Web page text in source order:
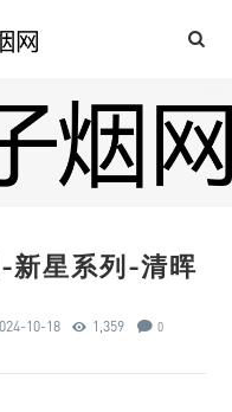
新星系列-清晖
10-18 1,359 0